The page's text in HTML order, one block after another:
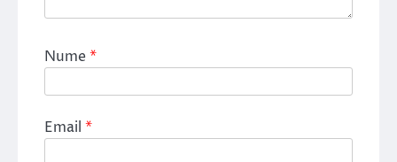
Nume*
Email *